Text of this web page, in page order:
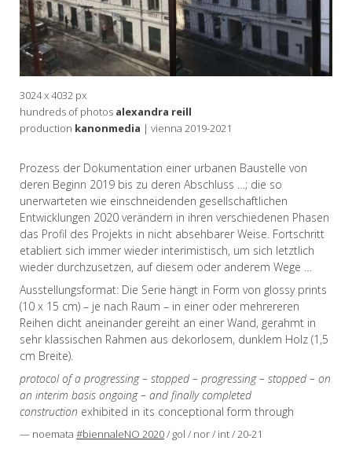
3024 x 4032 px
hundreds of photos alexandra reill
production kanonmedia | vienna 2019-2021
Prozess der Dokumentation einer urbanen Baustelle von
deren Beginn 2019 bis zu deren Abschluss …; die so
unerwarteten wie einschneidenden gesellschaftlichen
Entwicklungen 2020 verändern in ihren verschiedenen Phasen
das Profil des Projekts in nicht absehbarer Weise. Fortschritt
etabliert sich immer wieder interimistisch, um sich letztlich
wieder durchzusetzen, auf diesem oder anderem Wege …
Ausstellungsformat: Die Serie hängt in Form von glossy prints
(10 x 15 cm) – je nach Raum – in einer oder mehrereren
Reihen dicht aneinander gereiht an einer Wand, gerahmt in
sehr klassischen Rahmen aus dekorlosem, dunklem Holz (1,5
cm Breite).
protocol of a progressing – stopped – progressing – stopped – on
an interim basis ongoing – and finally completed
construction exhibited in its conceptional form through
— noemata #biennaleNO 2020/ gol / nor / int / 20-21